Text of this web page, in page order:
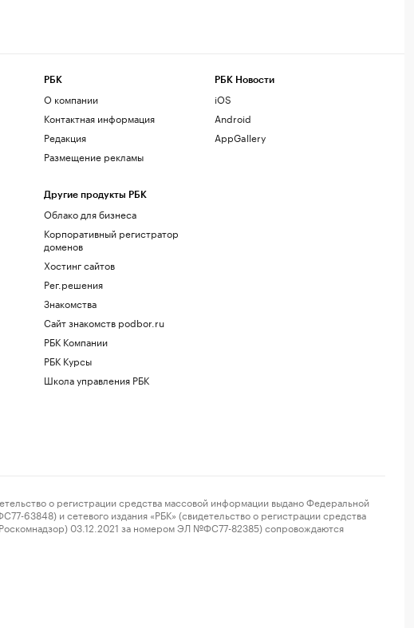
РБК
О компании
Контактная информация
Редакция
Размещение рекламы
Другие продукты РБК
Облако для бизнеса
Корпоративный регистратор
доменов
Хостинг сайтов
Рег.решения
Знакомства
Сайт знакомств podbor.ru
РБК Компании
РБК Курсы
Школа управления РБК
РБК Новости
iOS
Android
AppGallery
о регистрации средства массовой информации выдано Федеральной
63848) и сетевого издания «РБК» (свидетельство о регистрации средства
03.12.2021 за номером ЭЛ №ФС77-82385) сопровождаются